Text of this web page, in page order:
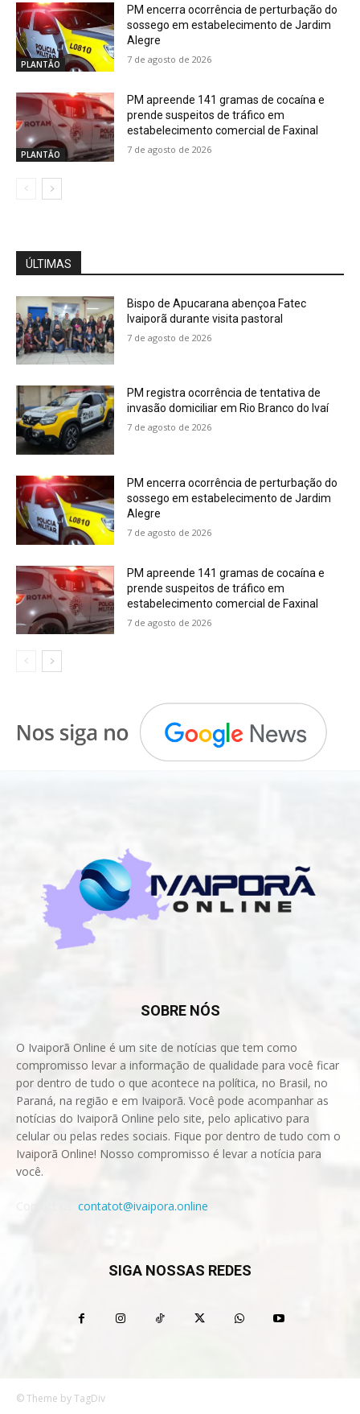
PLANTÃO
PM encerra ocorrência de perturbação do
sossego em estabelecimento de Jardim
Alegre
7 de agosto de 2026
PLANTÃO
PM apreende 141 gramas de cocaína e
prende suspeitos de tráfico em
estabelecimento comercial de Faxinal
7 de agosto de 2026
ÚLTIMAS
Bispo de Apucarana abençoa Fatec
Ivaiporã durante visita pastoral
7 de agosto de 2026
PM registra ocorrência de tentativa de
invasão domiciliar em Rio Branco do Ivaí
7 de agosto de 2026
PM encerra ocorrência de perturbação do
sossego em estabelecimento de Jardim
Alegre
7 de agosto de 2026
PM apreende 141 gramas de cocaína e
prende suspeitos de tráfico em
estabelecimento comercial de Faxinal
7 de agosto de 2026
SOBRE NÓS
O Ivaiporã Online é um site de notícias que tem como
compromisso levar a informação de qualidade para você ficar
por dentro de tudo o que acontece na política, no Brasil, no
Paraná, na região e em Ivaiporã. Você pode acompanhar as
notícias do Ivaiporã Online pelo site, pelo aplicativo para
celular ou pelas redes sociais. Fique por dentro de tudo com o
Ivaiporã Online! Nosso compromisso é levar a notícia para
você.
contatot@ivaipora.online
SIGA NOSSAS REDES
© Theme by TagDiv